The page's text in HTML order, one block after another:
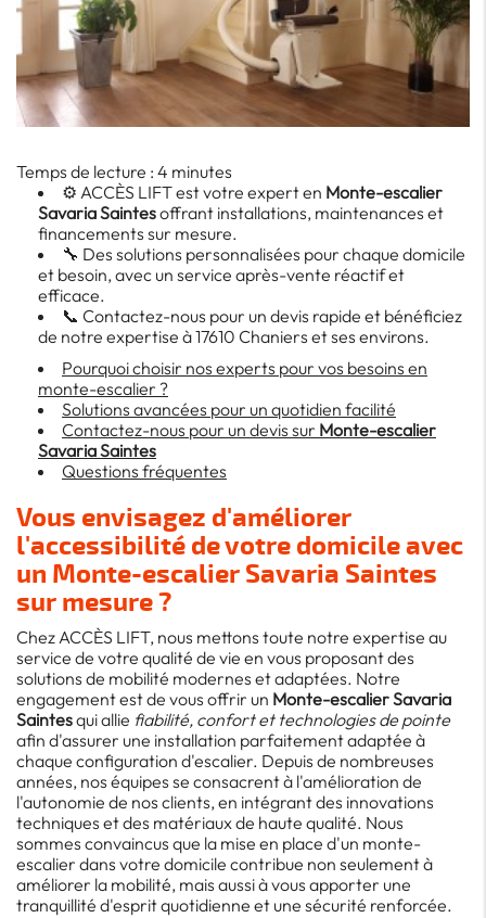
Temps de lecture : 4 minutes
⚙️ ACCÈS LIFT est votre expert en Monte-escalier
Savaria Saintesoffrant installations, maintenances et
financements sur mesure.
🔧 Des solutions personnalisées pour chaque domicile
et besoin, avec un service après-vente réactif et
efficace.
📞 Contactez-nous pour un devis rapide et bénéficiez
de notre expertise à 17610 Chaniers et ses environs.
Pourquoi choisir nos experts pour vos besoins en
monte-escalier ?
Solutions avancées pour un quotidien facilité
Contactez-nous pour un devis sur Monte-escalier
Savaria Saintes
Questions fréquentes
Vous envisagez d'améliorer
l'accessibilité de votre domicile avec
un Monte-escalier Savaria Saintes
sur mesure ?
Chez ACCÈS LIFT, nous mettons toute notre expertise au
service de votre qualité de vie en vous proposant des
solutions de mobilité modernes et adaptées. Notre
engagement est de vous offrir un Monte-escalier Savaria
Saintesqui allie fiabilité, confort et technologies de pointe
afin d'assurer une installation parfaitement adaptée à
chaque configuration d'escalier. Depuis de nombreuses
années, nos équipes se consacrent à l'amélioration de
l'autonomie de nos clients, en intégrant des innovations
techniques et des matériaux de haute qualité. Nous
sommes convaincus que la mise en place d'un monte-
escalier dans votre domicile contribue non seulement à
améliorer la mobilité, mais aussi à vous apporter une
tranquillité d'esprit quotidienne et une sécurité renforcée.